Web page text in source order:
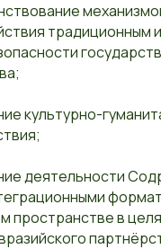
традиционным
культурно-
деятельности
пространстве в